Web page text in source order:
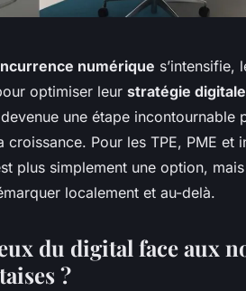
numérique s’intensifie,
optimiser leur stratégie digitale
une étape incontournable
Pour les TPE, PME et
plus simplement une option,
localement et au-delà.
du digital face aux
?